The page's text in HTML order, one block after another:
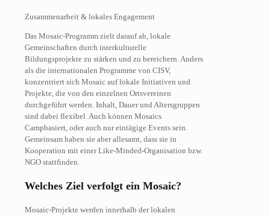
Zusammenarbeit & lokales Engagement
Das Mosaic-Programm zielt darauf ab, lokale
Gemeinschaften durch interkulturelle
Bildungsprojekte zu stärken und zu bereichern. Anders
als die internationalen Programme von CISV,
konzentriert sich Mosaic auf lokale Initiativen und
Projekte, die von den einzelnen Ortsvereinen
durchgeführt werden. Inhalt, Dauer und Altersgruppen
sind dabei flexibel. Auch können Mosaics
Campbasiert, oder auch nur eintägige Events sein.
Gemeinsam haben sie aber allesamt, dass sie in
Kooperation mit einer Like-Minded-Organisation bzw.
NGO stattfinden.
Welches Ziel verfolgt ein Mosaic?
Mosaic-Projekte werden innerhalb der lokalen